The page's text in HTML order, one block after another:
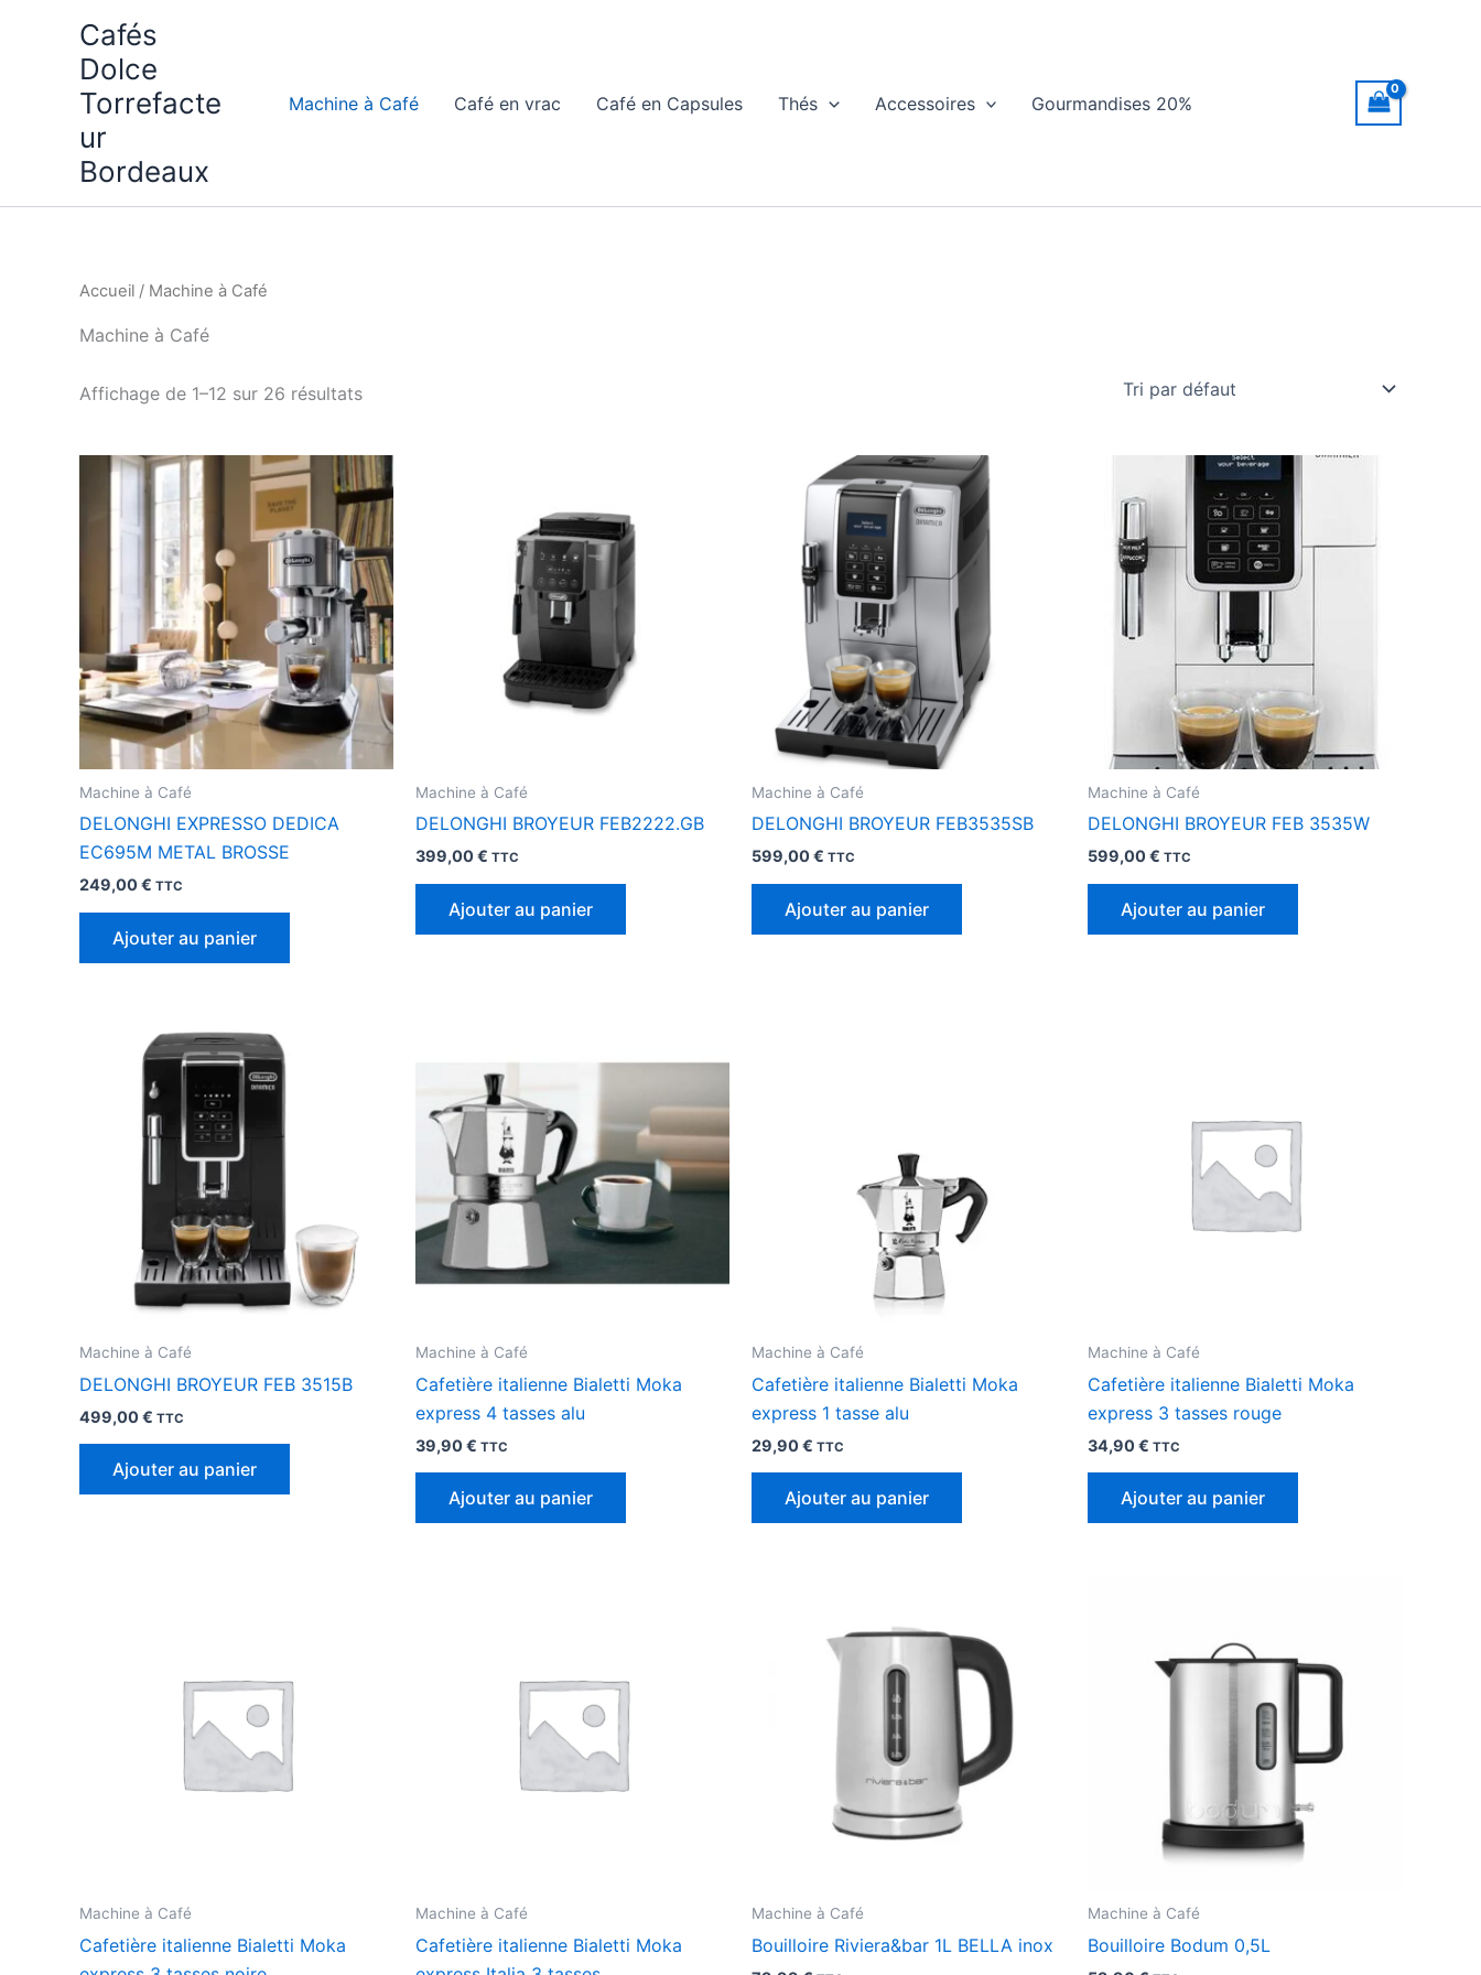
Cafés
Dolce
Torrefacte
ur
Bordeaux
Machine à Café Café en vrac Café en Capsules Thés Accessoires Gourmandises 20%
Accueil / Machine à Café
Machine à Café
Affichage de 1–12 sur 26 résultats
Machine à Café
DELONGHI EXPRESSO DEDICA
EC695M METAL BROSSE
249,00€ TTC
Ajouter au panier
Machine à Café
DELONGHI BROYEUR FEB2222.GB
399,00€ TTC
Ajouter au panier
Machine à Café
DELONGHI BROYEUR FEB3535SB
599,00€ TTC
Ajouter au panier
Machine à Café
DELONGHI BROYEUR FEB 3535W
599,00€ TTC
Ajouter au panier
Machine à Café
DELONGHI BROYEUR FEB 3515B
499,00€ TTC
Ajouter au panier
Machine à Café
Cafetière italienne Bialetti Moka
express 4 tasses alu
39,90€ TTC
Ajouter au panier
Machine à Café
Cafetière italienne Bialetti Moka
express 1 tasse alu
29,90€ TTC
Ajouter au panier
Machine à Café
Cafetière italienne Bialetti Moka
express 3 tasses rouge
34,90€ TTC
Ajouter au panier
Machine à Café
Cafetière italienne Bialetti Moka
Machine à Café
Cafetière italienne Bialetti Moka
Machine à Café
Bouilloire Riviera&bar 1L BELLA inox
Machine à Café
Bouilloire Bodum 0,5L